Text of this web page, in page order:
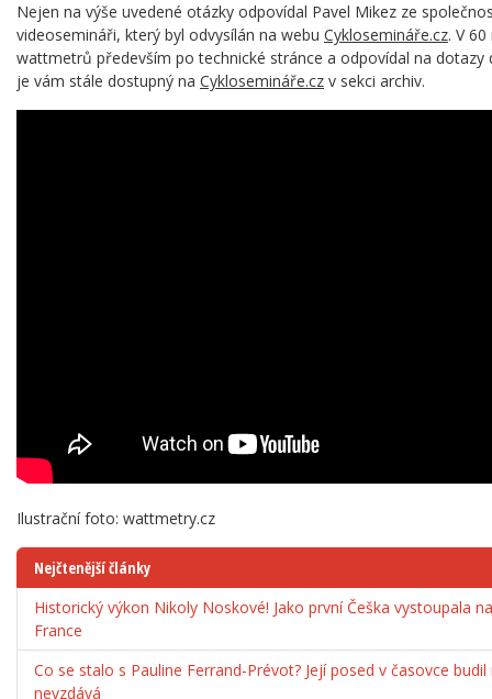
Nejen na výše uvedené otázky odpovídal Pavel Mikez ze
videosemináři, který byl odvysílán na webu Cyklosemináře.cz. V
wattmetrů především po technické stránce a odpovídal na dotazy
je vám stále dostupný na Cyklosemináře.cz v sekci archiv.
Ilustrační foto: wattmetry.cz
Nejčtenější články
Historický výkon Nikoly Noskové! Jako první Češka vystoupala
France
Co se stalo s Pauline Ferrand-Prévot? Její posed v časovce
nevzdává